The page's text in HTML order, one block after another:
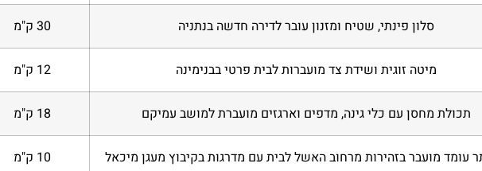
סלון פינתי, שטיח ומזנון עובר לדירה חדשה בנתניה 30 ק"מ
מיטה זוגית ושידת צד מועברות לבית פרטי בבנימינה 12 ק"מ
תכולת מחסן עם כלי גינה, מדפים וארגזים מועברת למושב עמיקם 18 ק"מ
עומד מועבר בזהירות מרחוב האשל לבית עם מדרגות בקיבוץ מעגן מיכאל 10 ק"מ